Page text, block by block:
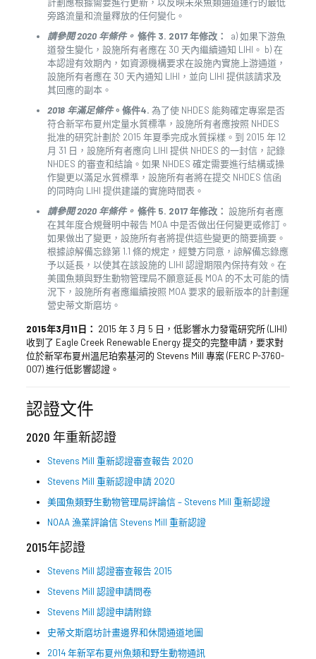
旁路流量和流量釋放的任何變化。
請參閱 2020 年條件。 條件 3. 2017 年修改：
a) 如果下游魚
道發生變化，設施所有者應在 30 天內繼續通知 LIHI。 b) 在
本認證有效期內，如資源機構要求在設施內實施上游通道，
設施所有者應在 30 天內通知 LIHI，並向 LIHI 提供該請求及
其回應的副本。
2018 年滿足條件。條件4. 為了使 NHDES 能夠確定專案是否
符合新罕布夏州定量水質標準，設施所有者應按照 NHDES
批准的研究計劃於 2015 年夏季完成水質採樣。到 2015 年 12
月 31 日，設施所有者應向 LIHI 提供 NHDES 的一封信，記錄
NHDES 的審查和結論。如果 NHDES 確定需要進行結構或操
作變更以滿足水質標準，設施所有者將在提交 NHDES 信函
的同時向 LIHI 提供建議的實施時間表。
請參閱 2020 年條件。 條件 5. 2017 年修改： 設施所有者應
在其年度合規聲明中報告 MOA 中是否做出任何變更或修訂。
如果做出了變更，設施所有者將提供這些變更的簡要摘要。
根據諒解備忘錄第 1.1 條的規定，經雙方同意，諒解備忘錄應
予以延長，以使其在該設施的 LIHI 認證期限內保持有效。在
美國魚類與野生動物管理局不願意延長 MOA 的不太可能的情
況下，設施所有者應繼續按照 MOA 要求的最新版本的計劃運
營史蒂文斯磨坊。
2015年3月11日： 2015 年 3 月 5 日，低影響水力發電研究所 (LIHI)
收到了 Eagle Creek Renewable Energy 提交的完整申請，要求對
位於新罕布夏州溫尼珀索基河的 Stevens Mill 專案 (FERC P-3760-
007) 進行低影響認證。
認證文件
2020 年重新認證
Stevens Mill 重新認證審查報告 2020
Stevens Mill 重新認證申請 2020
美國魚類野生動物管理局評論信 – Stevens Mill 重新認證
NOAA 漁業評論信 Stevens Mill 重新認證
2015年認證
Stevens Mill 認證審查報告 2015
Stevens Mill 認證申請問卷
Stevens Mill 認證申請附錄
史蒂文斯磨坊計畫邊界和休閒通道地圖
2014 年新罕布夏州魚類和野生動物通訊